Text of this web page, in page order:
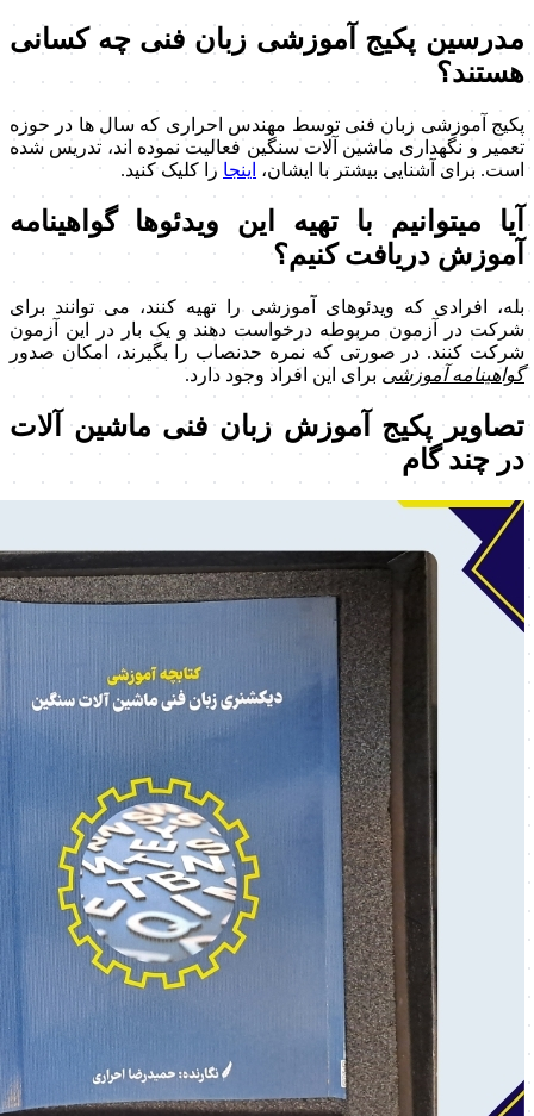
مدرسین پکیج آموزشی زبان فنی چه کسانی
هستند؟
پکیج آموزشی زبان فنی توسط مهندس احراری که سال ها در حوزه
تعمیر و نگهداری ماشین آلات سنگین فعالیت نموده اند، تدریس شده
است. برای آشنایی بیشتر با ایشان، اینجا را کلیک کنید.
آیا میتوانیم با تهیه این ویدئوها گواهینامه
آموزش دریافت کنیم؟
بله، افرادی که ویدئوهای آموزشی را تهیه کنند، می توانند برای
شرکت در آزمون مربوطه درخواست دهند و یک بار در این آزمون
شرکت کنند. در صورتی که نمره حدنصاب را بگیرند، امکان صدور
گواهینامه آموزشی برای این افراد وجود دارد.
تصاویر پکیج آموزش زبان فنی ماشین آلات
در چند گام